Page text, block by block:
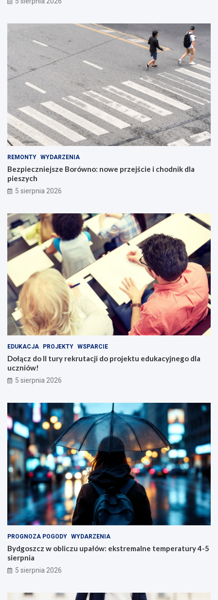
REMONTY WYDARZENIA
Bezpieczniejsze Borówno: nowe przejście i chodnik dla
pieszych
5 sierpnia 2026
EDUKACJA PROJEKTY WSPARCIE
Dołącz do II tury rekrutacji do projektu edukacyjnego dla
uczniów!
5 sierpnia 2026
PROGNOZA POGODY WYDARZENIA
Bydgoszcz w obliczu upałów: ekstremalne temperatury 4-5
sierpnia
5 sierpnia 2026